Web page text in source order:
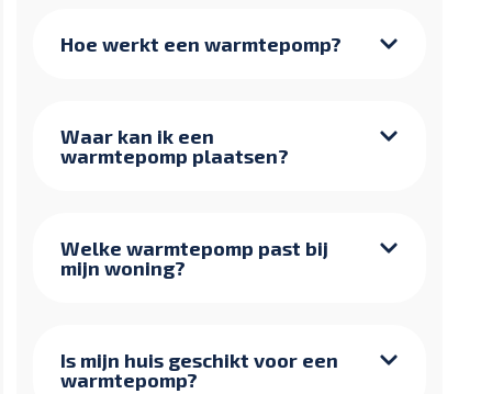
Hoe werkt een warmtepomp?
Waar kan ik een
warmtepomp plaatsen?
Welke warmtepomp past bij
mijn woning?
Is mijn huis geschikt voor een
warmtepomp?